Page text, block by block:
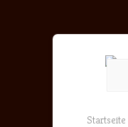
Startseite